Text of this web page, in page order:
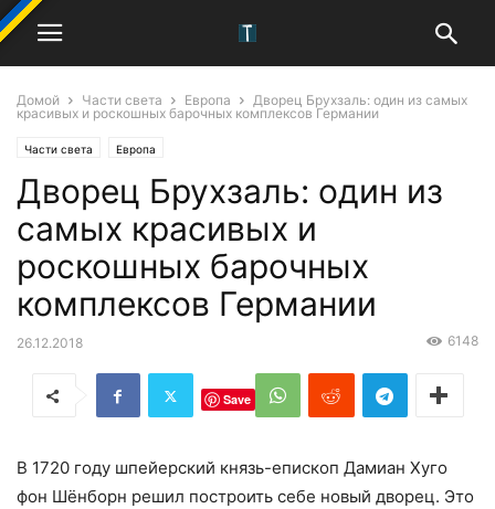
Домой Части света Европа
Дворец Брухзаль: один из самых
красивых и роскошных барочных комплексов Германии
Части света Европа
Дворец Брухзаль: один из
самых красивых и
роскошных барочных
комплексов Германии
26.12.2018 6148
Save
В 1720 году шпейерский князь-епископ Дамиан Хуго
фон Шёнборн решил построить себе новый дворец. Это